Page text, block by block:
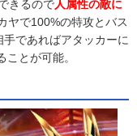
きるので人属性の敵に
ヤで100%の特攻とバス
であればアタッカーに
とが可能。